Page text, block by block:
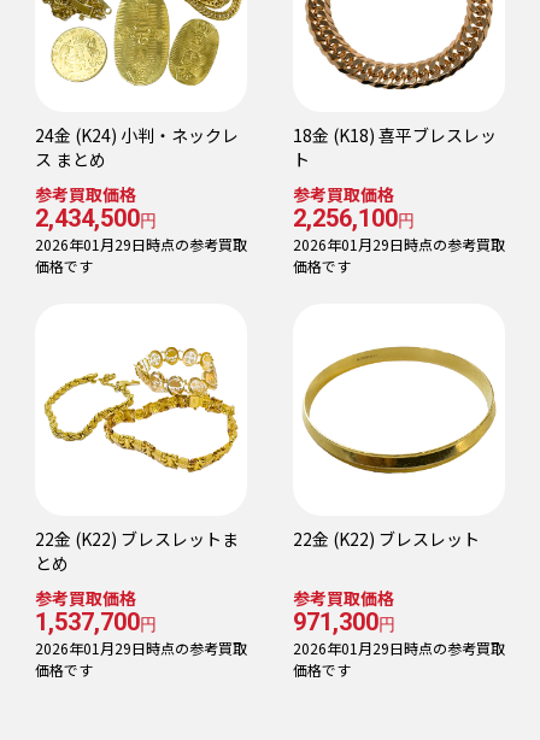
24金 (K24) 小判・ネックレ
ス まとめ
参考買取価格
2,434,500円
2026年01月29日時点の参考買取
価格です
18金 (K18) 喜平ブレスレッ
ト
参考買取価格
2,256,100円
2026年01月29日時点の参考買取
価格です
22金 (K22) ブレスレットま
とめ
参考買取価格
1,537,700円
2026年01月29日時点の参考買取
価格です
22金 (K22) ブレスレット
参考買取価格
971,300円
2026年01月29日時点の参考買取
価格です